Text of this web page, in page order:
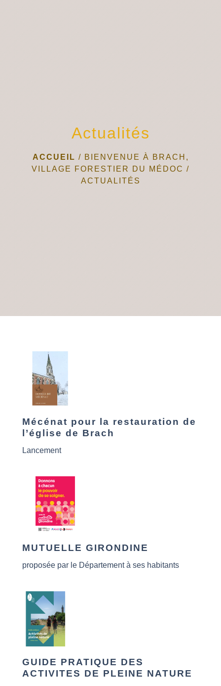
Actualités
ACCUEIL / BIENVENUE À BRACH,
VILLAGE FORESTIER DU MÉDOC /
ACTUALITÉS
Mécénat pour la restauration de
l’église de Brach
Lancement
MUTUELLE GIRONDINE
proposée par le Département à ses habitants
GUIDE PRATIQUE DES
ACTIVITES DE PLEINE NATURE